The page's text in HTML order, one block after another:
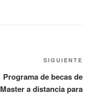
SIGUIENTE
Programa de becas de
Master a distancia para